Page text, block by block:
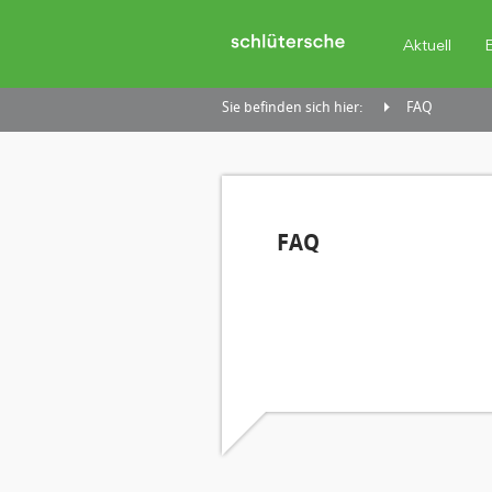
Aktuell
Sie befinden sich hier: FAQ
FAQ